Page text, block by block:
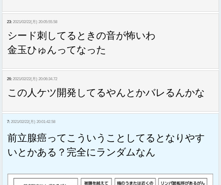
23: 2021/02/22(月) 20:05:55.58
シード刺してるときの音が怖いわ
金玉ひゅんってなった
26: 2021/02/22(月) 20:06:34.72
この人ケツ開発してるやんとかバレるんかな
7: 2021/02/22(月) 20:01:42.58
前立腺癌ってこういうことしてるとなりやす
いとかある？完全にランダムなん